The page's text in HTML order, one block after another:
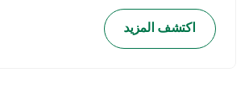
اكتشف المزيد